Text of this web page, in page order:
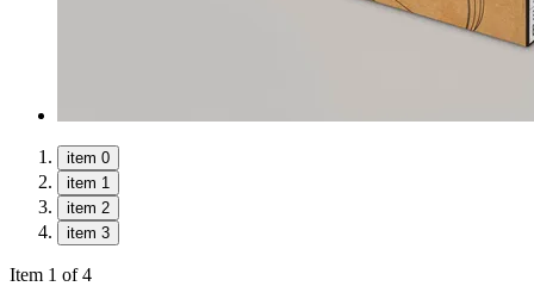
item 0
item 1
item 2
item 3
Item 1 of 4